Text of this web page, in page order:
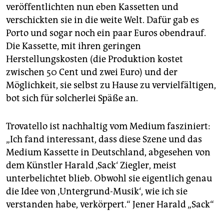
veröffentlichten nun eben Kassetten und
verschickten sie in die weite Welt. Dafür gab es
Porto und sogar noch ein paar Euros obendrauf.
Die Kassette, mit ihren geringen
Herstellungskosten (die Produktion kostet
zwischen 50 Cent und zwei Euro) und der
Möglichkeit, sie selbst zu Hause zu vervielfältigen,
bot sich für solcherlei Späße an.
Trovatello ist nachhaltig vom Medium fasziniert:
„Ich fand interessant, dass diese Szene und das
Medium Kassette in Deutschland, abgesehen von
dem Künstler Harald ‚Sack‘ Ziegler, meist
unterbelichtet blieb. Obwohl sie eigentlich genau
die Idee von ‚Untergrund-Musik‘, wie ich sie
verstanden habe, verkörpert.“ Jener Harald „Sack“